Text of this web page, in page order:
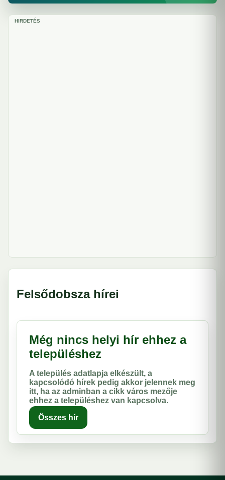
HIRDETÉS
Felsődobsza hírei
Még nincs helyi hír ehhez a
településhez
A település adatlapja elkészült, a
kapcsolódó hírek pedig akkor jelennek meg
itt, ha az adminban a cikk város mezője
ehhez a településhez van kapcsolva.
Összes hír